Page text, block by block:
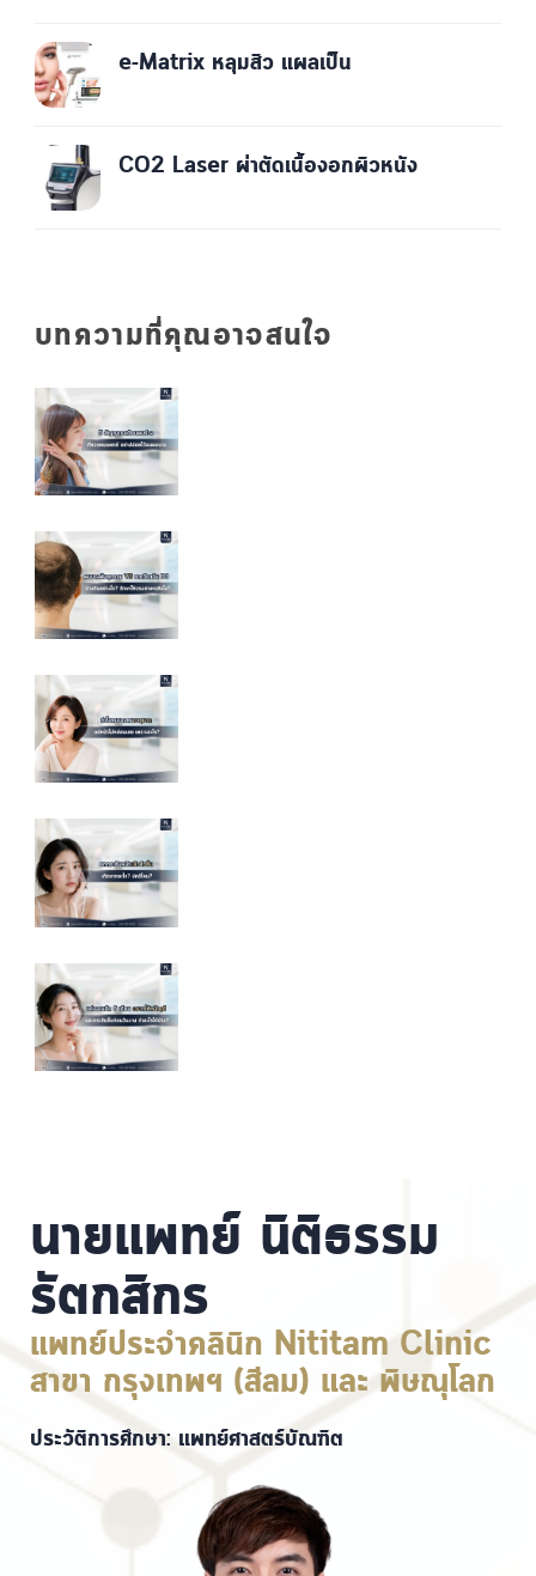
e-Matrix หลุมสิว แผลเป็น
CO2 Laser ผ่าตัดเนื้องอกผิวหนัง
บทความที่คุณอาจสนใจ
นายแพทย์ นิติธรรม
รัตกสิกร
แพทย์ประจำคลินิก Nititam Clinic
สาขา กรุงเทพฯ (สีลม) และ พิษณุโลก
ประวัติการศึกษา: แพทย์ศาสตร์บัณฑิต